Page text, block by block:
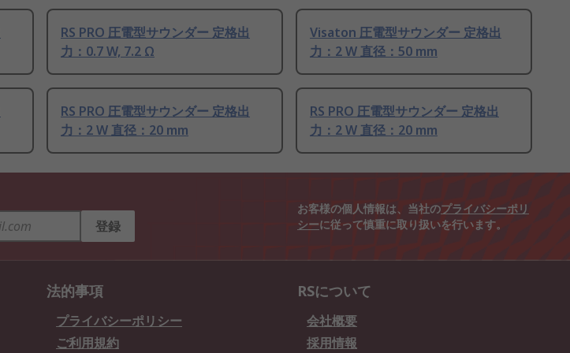
RS PRO 圧電型サウンダー 定格出
力：0.7 W, 7.2 Ω
Visaton 圧電型サウンダー 定格出
力：2 W 直径：50 mm
RS PRO 圧電型サウンダー 定格出
力：2 W 直径：20 mm
RS PRO 圧電型サウンダー 定格出
力：2 W 直径：20 mm
登録
お客様の個人情報は、当社のプライバシーポリ
シーに従って慎重に取り扱いを行います。
法的事項
プライバシーポリシー
ご利用規約
RSについて
会社概要
採用情報